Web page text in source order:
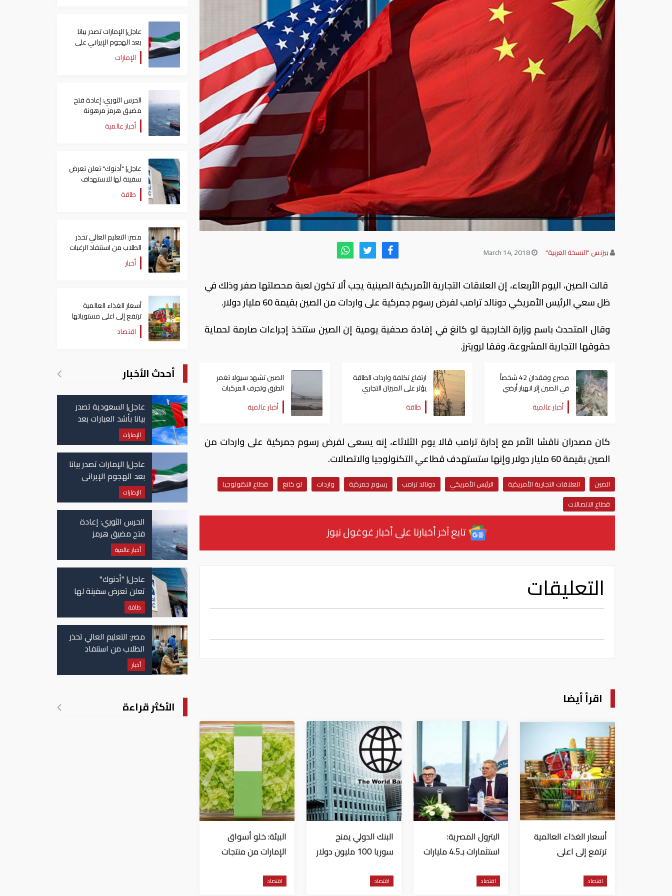
بيزنس "النسخة العربية"
قالت الصين، اليوم الأربعاء، إن العلاقات التجارية الأمريكية الصينية يجب ألا تكون لعبة محصلتها صفر وذلك في
ظل سعي الرئيس الأمريكي دونالد ترامب لفرض رسوم جمركية على واردات من الصين بقيمة 60 مليار دولار.
وقال المتحدث باسم وزارة الخارجية لو كانغ في إفادة صحفية يومية إن الصين ستتخذ إجراءات صارمة لحماية
حقوقها التجارية المشروعة، وفقا لرويترز.
مصرع وفقدان 42 شخصاً
في الصين إثر انهيار أرضي
أخبار عالمية
ارتفاع تكلفة واردات الطاقة
يؤثر على الميزان التجاري
الإيطالي
طاقة
الصين تشهد سيولا تغمر
الطرق وتجرف المركبات
أخبار عالمية
كان مصدران ناقشا الأمر مع إدارة ترامب قالا يوم الثلاثاء، إنه يسعى لفرض رسوم جمركية على واردات من
الصين بقيمة 60 مليار دولار وإنها ستستهدف قطاعي التكنولوجيا والاتصالات.
الصين العلاقات التجارية الأمريكية الرئيس الأمريكي دونالد ترامب رسوم جمركية واردات لو كانغ
قطاع التكنولوجيا
قطاع الاتصالات
تابع آخر أخبارنا على أخبار غوغول نيوز
التعليقات
اقرأ أيضا
أسعار الغذاء العالمية
ترتفع إلى اعلى
سنوات
اقتصاد
البترول المصرية:
استثمارات بـ4.5 مليارات
المحلي وتقليل
اقتصاد
البنك الدولي يمنح
سوريا 100 مليون دولار
اقتصاد
البيئة: خلو أسواق
الإمارات من منتجات
داء السيكلوسبورا
اقتصاد
عاجل| الإمارات تصدر بيانا
بعد الهجوم الإيراني على
سفينة تابعة لـ"أدنوك"
الإمارات
الحرس الثوري: إعادة فتح
مضيق هرمز مرهونة
بقبول واشنطن الكامل
لشروط طهران
أخبار عالمية
عاجل| "أدنوك" تعلن تعرض
سفينة لها للاستهداف
بصاروخ في مضيق هرمز
طاقة
مصر: التعليم العالي تحذر
الطلاب من استنفاد الرغبات
قبل غلق التسجيل
أخبار
أسعار الغذاء العالمية
ترتفع إلى اعلى مستوياتها
منذ 3 سنواتاقتصاد
أحدث الأخبار
عاجل| السعودية تصدر
بيانا بأشد العبارات بعد
استهداف إيران لناقلة
إماراتية
الإمارات
عاجل| الإمارات تصدر بيانا
بعد الهجوم الإيراني
على سفينة تابعة
لـ"أدنوك"
الإمارات
الحرس الثوري: إعادة
فتح مضيق هرمز
مرهونة بقبول واشنطن
الكامل لشروط طهران
أخبار عالمية
عاجل| "أدنوك"
تعلن تعرض سفينة لها
للاستهداف بصاروخ في
مضيق هرمز
طاقة
مصر: التعليم العالي تحذر
الطلاب من استنفاد
الرغبات قبل غلق
التسجيل
أخبار
الأكثر قراءة